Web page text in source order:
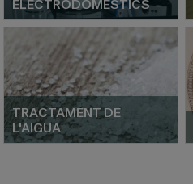
ELECTRODOMÈSTICS
TRACTAMENT DE
L'AIGUA